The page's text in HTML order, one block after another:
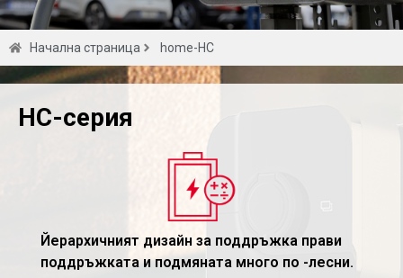
HC-Series for
Home Charging
Начална страница home-HC
HC-серия
Йерархичният дизайн за поддръжка прави
поддръжката и подмяната много по -лесни.